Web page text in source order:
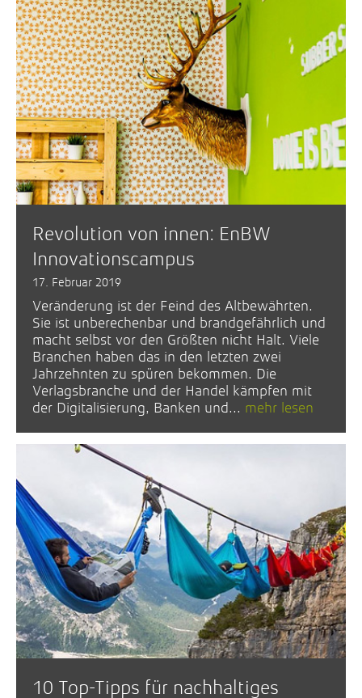
Revolution von innen: EnBW
Innovationscampus
17. Februar 2019
Veränderung ist der Feind des Altbewährten.
Sie ist unberechenbar und brandgefährlich und
macht selbst vor den Größten nicht Halt. Viele
Branchen haben das in den letzten zwei
Jahrzehnten zu spüren bekommen. Die
Verlagsbranche und der Handel kämpfen mit
der Digitalisierung, Banken und... mehr lesen
10 Top-Tipps für nachhaltiges